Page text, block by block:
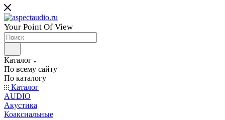
Your Point Of View
Каталог
По всему сайту
По каталогу
Каталог
AUDIO
Акустика
Коаксиальные